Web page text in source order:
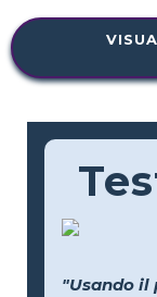
"Usando il